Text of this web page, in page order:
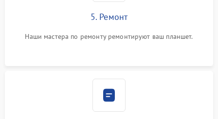
5. Ремонт
Наши мастера по ремонту ремонтируют ваш планшет.